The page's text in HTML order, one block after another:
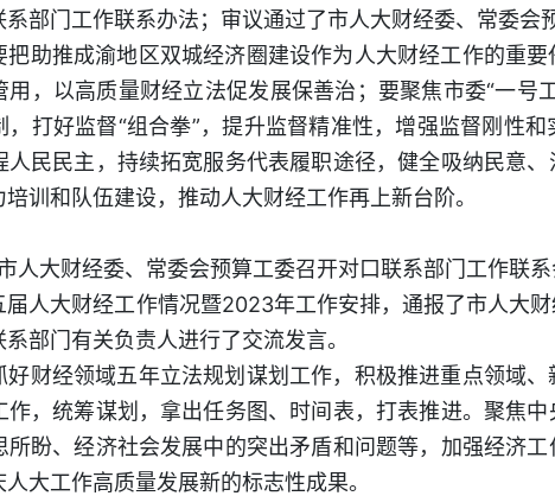
部门工作联系办法；审议通过了市人大财经委、常委会
把助推成渝地区双城经济圈建设作为人大财经工作的重要
用，以高质量财经立法促发展保善治；要聚焦市委“一号
打好监督“组合拳”，提升监督精准性，增强监督刚性
人民民主，持续拓宽服务代表履职途径，健全吸纳民意
训和队伍建设，推动人大财经工作再上新台阶。
人大财经委、常委会预算工委召开对口联系部门工作联
届人大财经工作情况暨2023年工作安排，通报了市人大
部门有关负责人进行了交流发言。
好财经领域五年立法规划谋划工作，积极推进重点领域、
作，统筹谋划，拿出任务图、时间表，打表推进。聚焦
所盼、经济社会发展中的突出矛盾和问题等，加强经济
大工作高质量发展新的标志性成果。